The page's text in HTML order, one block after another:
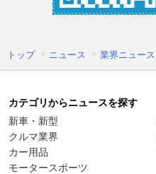
トップ ニュース 業界ニュース
カテゴリからニュースを探す
新車・新型
クルマ業界
カー用品
モータースポーツ